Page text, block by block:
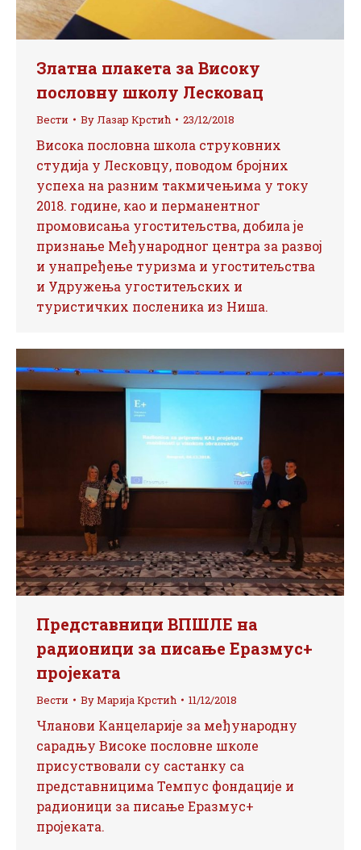
Златна плакета за Високу
пословну школу Лесковац
Вести By Лазар Крстић 23/12/2018
Висока пословна школа струковних
студија у Лесковцу, поводом бројних
успеха на разним такмичењима у току
2018. године, као и перманентног
промовисања угоститељства, добила је
признање Међународног центра за развој
и унапређење туризма и угоститељства
и Удружења угоститељских и
туристичких посленика из Ниша.
Представници ВПШЛЕ на
радионици за писање Еразмус+
пројеката
Вести ByМарија Крстић 11/12/2018
Чланови Канцеларије за међународну
сарадњу Високе пословне школе
присуствовали су састанку са
представницима Темпус фондације и
радионици за писање Еразмус+
пројеката.